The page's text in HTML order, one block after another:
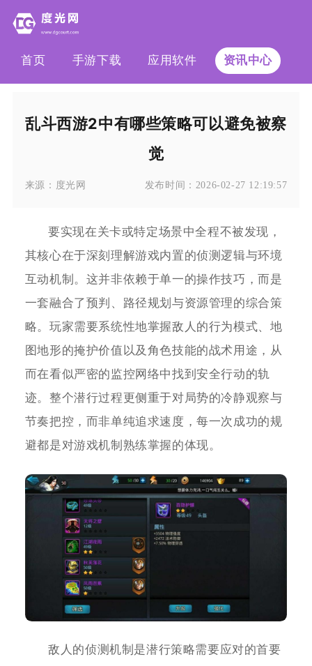
首页 手游下载 应用软件 资讯中心
乱斗西游2中有哪些策略可以避免被察
觉
来源： 度光网 发布时间： 2026-02-27 12:19:57
要实现在关卡或特定场景中全程不被发现，
其核心在于深刻理解游戏内置的侦测逻辑与环境
互动机制。这并非依赖于单一的操作技巧，而是
一套融合了预判、路径规划与资源管理的综合策
略。玩家需要系统性地掌握敌人的行为模式、地
图地形的掩护价值以及角色技能的战术用途，从
而在看似严密的监控网络中找到安全行动的轨
迹。整个潜行过程更侧重于对局势的冷静观察与
节奏把控，而非单纯追求速度，每一次成功的规
避都是对游戏机制熟练掌握的体现。
敌人的侦测机制是潜行策略需要应对的首要